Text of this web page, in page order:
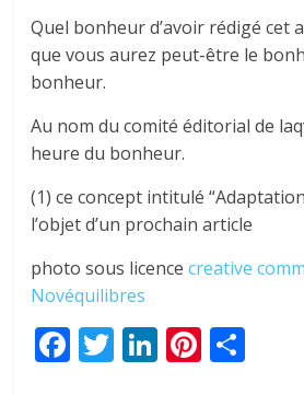
Quel bonheur d’avoir rédigé cet
que vous aurez peut-être le
bonheur.
Au nom du comité éditorial de
heure du bonheur.
(1) ce concept intitulé
l’objet d’un prochain article
photo sous licencecreative
Novéquilibres
F T Li Pi